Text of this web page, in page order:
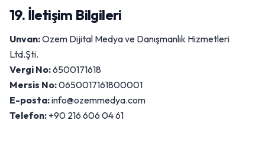
19. İletişim Bilgileri
Unvan:Ozem Dijital Medya ve Danışmanlık Hizmetleri
Ltd.Şti.
Vergi No:6500171618
Mersis No:0650017161800001
E-posta:info@ozemmedya.com
Telefon: +90 216 606 04 61